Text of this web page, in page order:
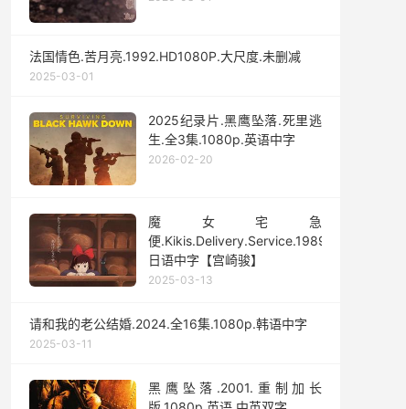
法国情色.苦月亮.1992.HD1080P.大尺度.未删减
2025-03-01
2025纪录片.黑鹰坠落.死里逃
生.全3集.1080p.英语中字
2026-02-20
魔女宅急
便.Kikis.Delivery.Service.1989.1080p.
日语中字【宫崎骏】
2025-03-13
请和我的老公结婚.2024.全16集.1080p.韩语中字
2025-03-11
黑鹰坠落.2001.重制加长